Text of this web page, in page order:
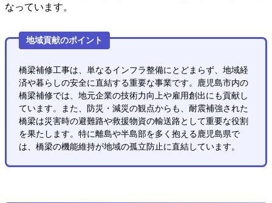
なっています。
地域貢献のポイント
橋梁補修工事は、単なるインフラ整備にとどまらず、地域経
済や暮らしの安全に直結する重要な事業です。鹿児島市内の
橋梁補修では、地元企業の技術力向上や雇用創出にも貢献し
ています。また、防災・減災の観点からも、耐震補強された
橋梁は災害時の避難路や救援物資の輸送路として重要な役割
を果たします。特に離島や半島部を多く抱える鹿児島県で
は、橋梁の機能維持が地域の孤立防止に直結しています。